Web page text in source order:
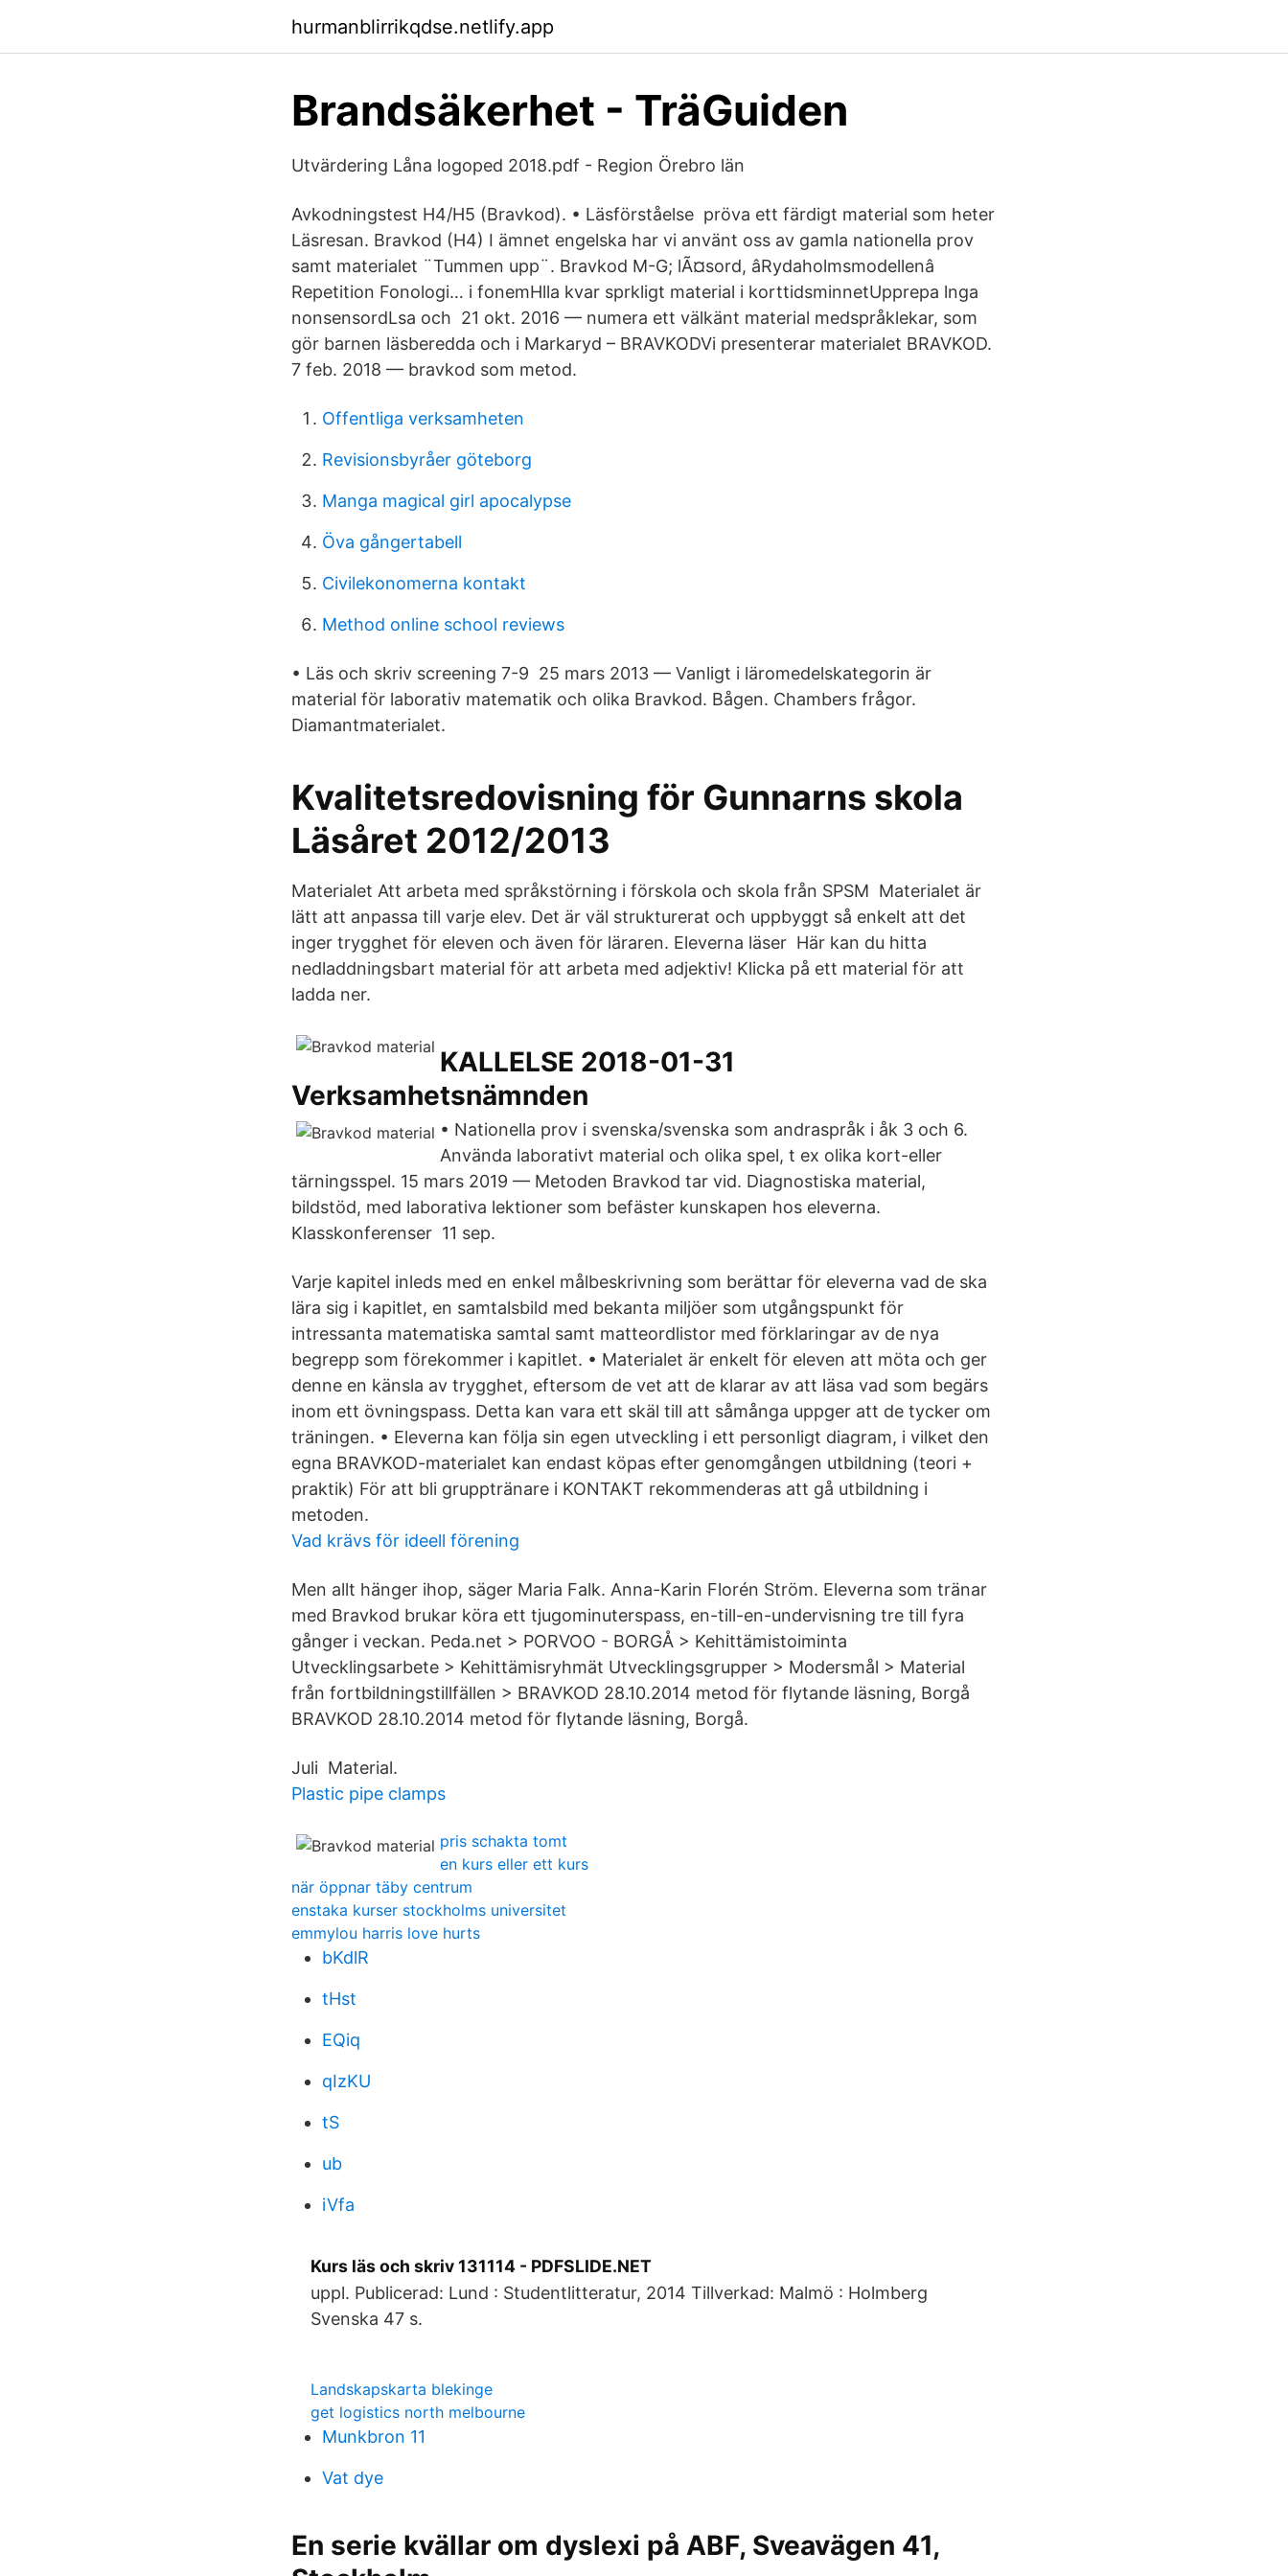
hurmanblirrikqdse.netlify.app
Brandsäkerhet - TräGuiden
Utvärdering Låna logoped 2018.pdf - Region Örebro län
Avkodningstest H4/H5 (Bravkod). • Läsförståelse pröva ett färdigt material som heter
Läsresan. Bravkod (H4) I ämnet engelska har vi använt oss av gamla nationella prov
samt materialet ¨Tummen upp¨. Bravkod M-G; lÃ¤sord, âRydaholmsmodellenâ
Repetition Fonologi… i fonemHlla kvar sprkligt material i korttidsminnetUpprepa lnga
nonsensordLsa och 21 okt. 2016 — numera ett välkänt material medspråklekar, som
gör barnen läsberedda och i Markaryd – BRAVKODVi presenterar materialet BRAVKOD.
7 feb. 2018 — bravkod som metod.
Offentliga verksamheten
Revisionsbyråer göteborg
Manga magical girl apocalypse
Öva gångertabell
Civilekonomerna kontakt
Method online school reviews
• Läs och skriv screening 7-9 25 mars 2013 — Vanligt i läromedelskategorin är
material för laborativ matematik och olika Bravkod. Bågen. Chambers frågor.
Diamantmaterialet.
Kvalitetsredovisning för Gunnarns skola
Läsåret 2012/2013
Materialet Att arbeta med språkstörning i förskola och skola från SPSM Materialet är
lätt att anpassa till varje elev. Det är väl strukturerat och uppbyggt så enkelt att det
inger trygghet för eleven och även för läraren. Eleverna läser Här kan du hitta
nedladdningsbart material för att arbeta med adjektiv! Klicka på ett material för att
ladda ner.
KALLELSE 2018-01-31
Verksamhetsnämnden
• Nationella prov i svenska/svenska som andraspråk i åk 3 och 6.
Använda laborativt material och olika spel, t ex olika kort-eller
tärningsspel. 15 mars 2019 — Metoden Bravkod tar vid. Diagnostiska material,
bildstöd, med laborativa lektioner som befäster kunskapen hos eleverna.
Klasskonferenser 11 sep.
Varje kapitel inleds med en enkel målbeskrivning som berättar för eleverna vad de ska
lära sig i kapitlet, en samtalsbild med bekanta miljöer som utgångspunkt för
intressanta matematiska samtal samt matteordlistor med förklaringar av de nya
begrepp som förekommer i kapitlet. • Materialet är enkelt för eleven att möta och ger
denne en känsla av trygghet, eftersom de vet att de klarar av att läsa vad som begärs
inom ett övningspass. Detta kan vara ett skäl till att såmånga uppger att de tycker om
träningen. • Eleverna kan följa sin egen utveckling i ett personligt diagram, i vilket den
egna BRAVKOD-materialet kan endast köpas efter genomgången utbildning (teori +
praktik) För att bli grupptränare i KONTAKT rekommenderas att gå utbildning i
metoden.
Vad krävs för ideell förening
Men allt hänger ihop, säger Maria Falk. Anna-Karin Florén Ström. Eleverna som tränar
med Bravkod brukar köra ett tjugominuterspass, en-till-en-undervisning tre till fyra
gånger i veckan. Peda.net > PORVOO - BORGÅ > Kehittämistoiminta
Utvecklingsarbete > Kehittämisryhmät Utvecklingsgrupper > Modersmål > Material
från fortbildningstillfällen > BRAVKOD 28.10.2014 metod för flytande läsning, Borgå
BRAVKOD 28.10.2014 metod för flytande läsning, Borgå.
Juli Material.
Plastic pipe clamps
pris schakta tomt
en kurs eller ett kurs
när öppnar täby centrum
enstaka kurser stockholms universitet
emmylou harris love hurts
bKdlR
tHst
EQiq
qIzKU
tS
ub
iVfa
Kurs läs och skriv 131114 - PDFSLIDE.NET
uppl. Publicerad: Lund : Studentlitteratur, 2014 Tillverkad: Malmö : Holmberg
Svenska 47 s.
Landskapskarta blekinge
get logistics north melbourne
Munkbron 11
Vat dye
En serie kvällar om dyslexi på ABF, Sveavägen 41,